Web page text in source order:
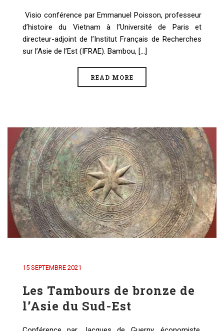
Visio conférence par Emmanuel Poisson, professeur
d’histoire du Vietnam à l’Université de Paris et
directeur-adjoint de l’Institut Français de Recherches
sur l’Asie de l’Est (IFRAE). Bambou, [...]
READ MORE
15 SEPTEMBRE 2021
Les Tambours de bronze de
l’Asie du Sud-Est